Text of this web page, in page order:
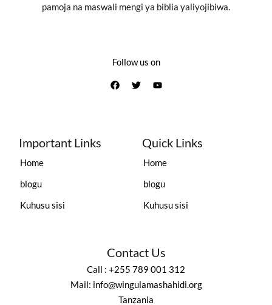
pamoja na maswali mengi ya biblia yaliyojibiwa.
Follow us on
Important Links
Home
blogu
Kuhusu sisi
Quick Links
Home
blogu
Kuhusu sisi
Contact Us
Call : +255 789 001 312
Mail: info@wingulamashahidi.org
Tanzania